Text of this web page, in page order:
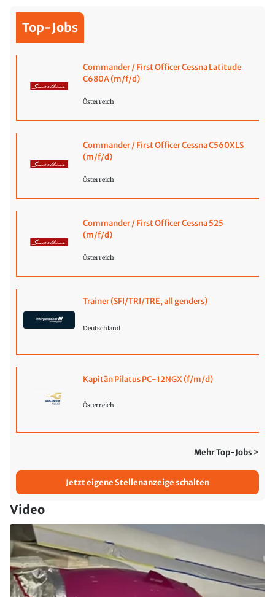
Top-Jobs
Commander / First Officer Cessna Latitude
C680A (m/f/d)
Österreich
Commander / First Officer Cessna C560XLS
(m/f/d)
Österreich
Commander / First Officer Cessna 525
(m/f/d)
Österreich
Trainer (SFI/TRI/TRE, all genders)
Deutschland
Kapitän Pilatus PC-12NGX (f/m/d)
Österreich
Mehr Top-Jobs >
Jetzt eigene Stellenanzeige schalten
Video